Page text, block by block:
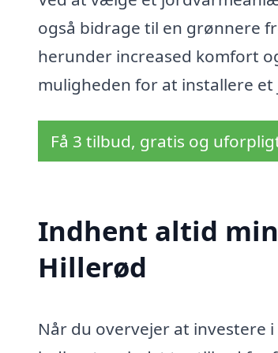
også bidrage til en grønnere
herunder increased komfort
muligheden for at installere
Få 3 tilbud, gratis og
Indhent altid
Hillerød
Når du overvejer at investere